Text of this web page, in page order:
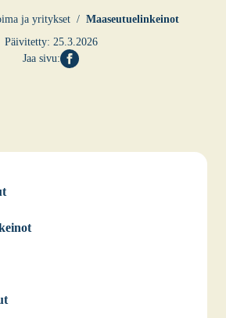
ja yri­tyk­set
Maa­seu­tue­lin­kei­not
Päivitetty: 25.3.2026
Jaa sivu: